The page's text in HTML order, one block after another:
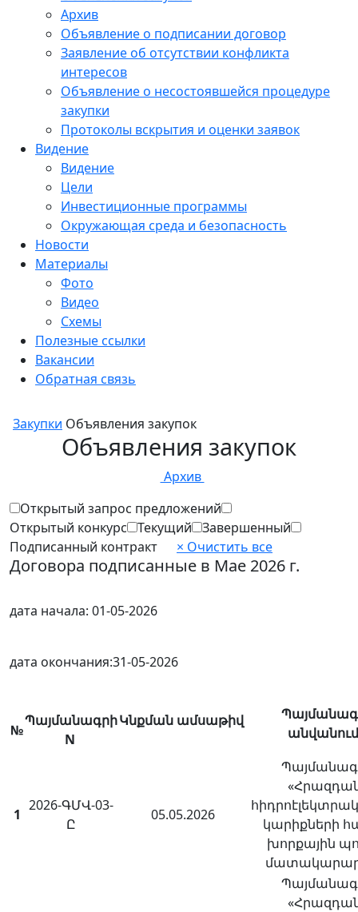
Архив
Объявление о подписании договор
Заявление об отсутствии конфликта
интересов
Объявление о несостоявшейся процедуре
закупки
Протоколы вскрытия и оценки заявок
Видение
Видение
Цели
Инвестиционные программы
Окружающая среда и безопасность
Новости
Материалы
Фото
Видео
Схемы
Полезные ссылки
Вакансии
Обратная связь
Закупки Объявления закупок
Объявления закупок
Архив
Открытый запрос предложений
Открытый конкурс
Текущий
Завершенный
Подписанный контракт
× Очистить все
Договора подписанные в Мае 2026 г.
дата начала: 01-05-2026
дата окончания:31-05-2026
№
Պայմանագրի
N
Կնքման ամսաթիվ
1
2026-ԳՄՎ-03-
Ը
05.05.2026
կարիքների
խորքային